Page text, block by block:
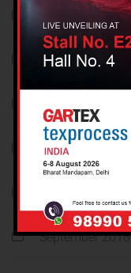
September 2021
August 2021
November 2018
September 2018